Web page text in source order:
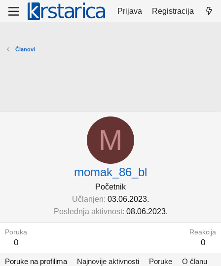
Prijava Registracija
Članovi
M
momak_86_bl
Početnik
Učlanjen 03.06.2023.
Poslednja aktivnost 08.06.2023.
Poruka
0
Reakcija
0
Poruke na profilima Najnovije aktivnosti Poruke O članu